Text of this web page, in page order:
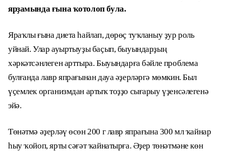
ярҙамында ғына ҡотолоп була.
Яраҡлы ғына диета һайлап, дөрөҫ туҡланыу ҙур роль
уйнай. Улар ауыртыуҙы баҫып, быуындарҙың
хәркәтсәнлеген арттыра. Быуындарға бәйле проблема
булғанда лавр япрағынан дауа әҙерләргә мөмкин. Был
үҫемлек организмдан артыҡ тоҙҙо сығарыу үҙенсәлегенә
эйә.
Төнәтмә әҙерләү өсөн 200 г лавр япрағына 300 мл ҡайнар
һыу ҡойоп, ярты сәғәт ҡайнатырға. Әҙер төнәтмәне көн